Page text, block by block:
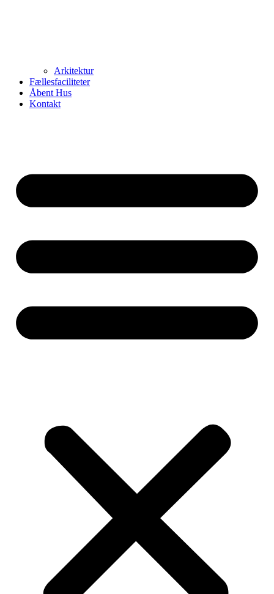
Arkitektur
Fællesfaciliteter
Åbent Hus
Kontakt